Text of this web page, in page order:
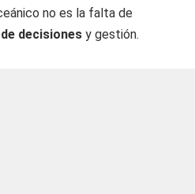
no es la falta de
decisiones y gestión.